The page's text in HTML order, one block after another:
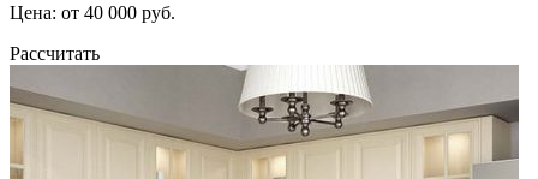
Цена: от 40 000 руб.
Рассчитать